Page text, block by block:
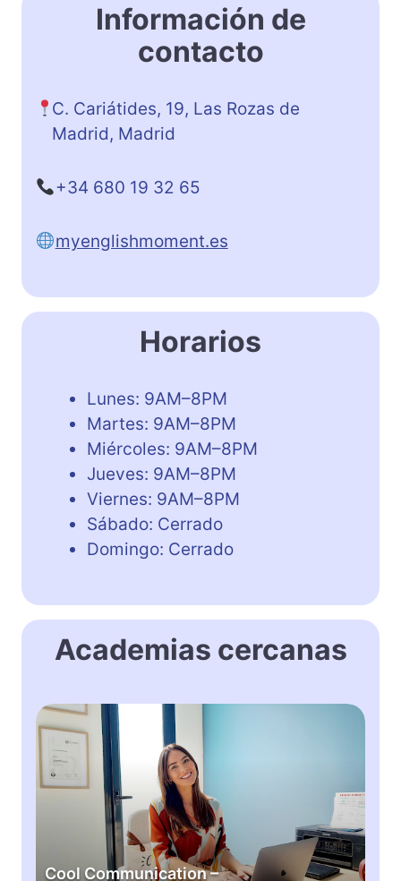
Información de
contacto
C. Cariátides, 19, Las Rozas de
Madrid, Madrid
+34 680 19 32 65
myenglishmoment.es
Horarios
Lunes: 9AM–8PM
Martes: 9AM–8PM
Miércoles: 9AM–8PM
Jueves: 9AM–8PM
Viernes: 9AM–8PM
Sábado: Cerrado
Domingo: Cerrado
Academias cercanas
Cool Communication –
C
o